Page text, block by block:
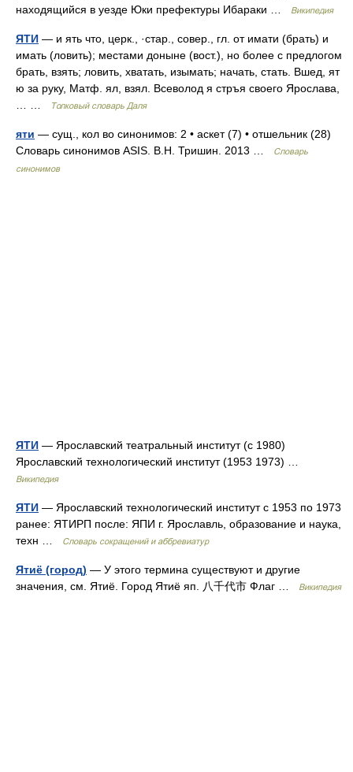
находящийся в уезде Юки префектуры Ибараки …
Википедия
ЯТИ — и ять что, церк., ·стар., совер., гл. от имати (брать) и
имать (ловить); местами доныне (вост.), но более с предлогом
брать, взять; ловить, хватать, изымать; начать, стать. Вшед, ят
ю за руку, Матф. ял, взял. Всеволод я стръя своего Ярослава,
Толковый словарь Даля
яти — сущ., кол во синонимов: 2 • аскет (7) • отшельник (28)
Словарь синонимов ASIS. В.Н. Тришин. 2013 …
Словарь
синонимов
ЯТИ — Ярославский театральный институт (с 1980)
Ярославский технологический институт (1953 1973) …
Википедия
ЯТИ — Ярославский технологический институт с 1953 по 1973
ранее: ЯТИРП после: ЯПИ г. Ярославль, образование и наука,
техн …
Словарь сокращений и аббревиатур
Ятиё (город) — У этого термина существуют и другие
значения, см. Ятиё. Город Ятиё яп. 八千代市 Флаг …
Википедия